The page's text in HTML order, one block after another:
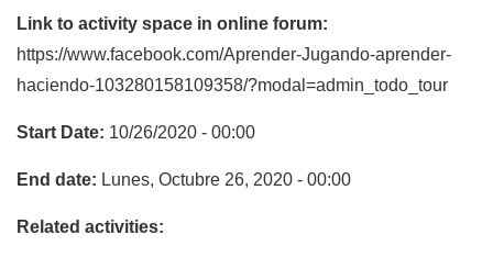
Link to activity space in online forum:
https://www.facebook.com/Aprender-Jugando-aprender-
haciendo-103280158109358/?modal=admin_todo_tour
Start Date: 10/26/2020 - 00:00
End date: Lunes, Octubre 26, 2020 - 00:00
Related activities: